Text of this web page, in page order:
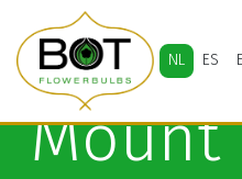
NL ES
Mount